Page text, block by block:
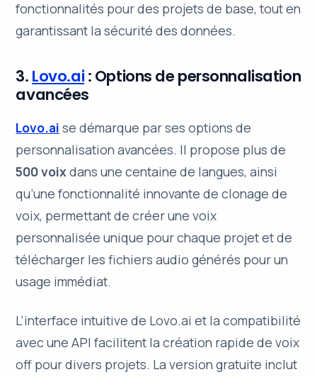
fonctionnalités pour des projets de base, tout en
garantissant lasécurité des données.
3.Lovo.ai: Options de personnalisation
avancées
Lovo.ai se démarque par ses options de
personnalisation avancées. Il propose plus de
500 voixdans une centaine de langues, ainsi
qu’une fonctionnalité innovante declonage de
voix, permettant de créer une voix
personnalisée unique pour chaque projet et de
télécharger les fichiers audio générés pour un
usage immédiat.
L’interface intuitive de Lovo.ai et la compatibilité
avec une API facilitent la création rapide de voix
off pour divers projets. La version gratuite inclut